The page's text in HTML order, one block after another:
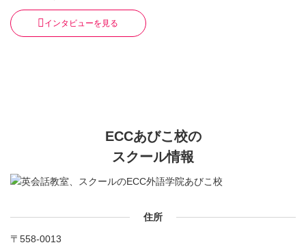
インタビューを見る
ECCあびこ校の
スクール情報
住所
〒558-0013